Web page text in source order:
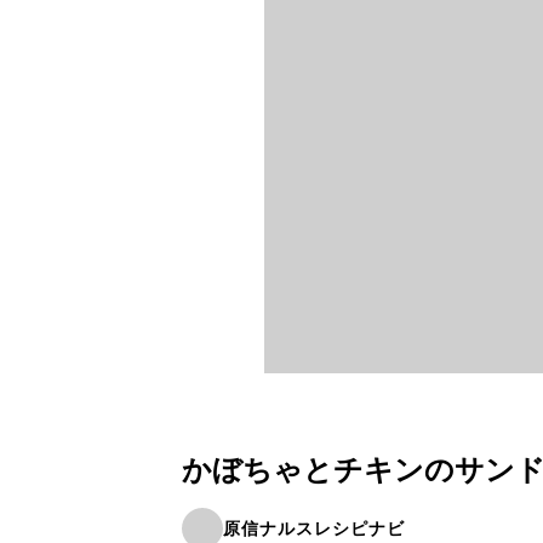
かぼちゃとチキンのサンド
原信ナルスレシピナビ